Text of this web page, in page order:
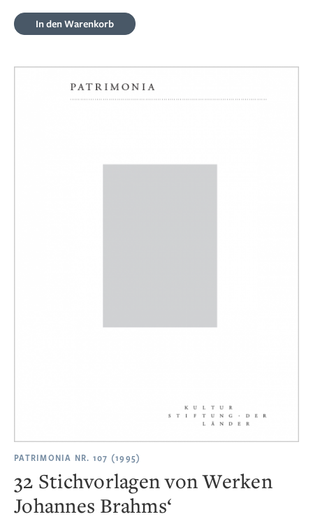
In den Warenkorb
PATRIMONIA NR. 107 (1995)
32 Stichvorlagen von Werken
Johannes Brahms‘